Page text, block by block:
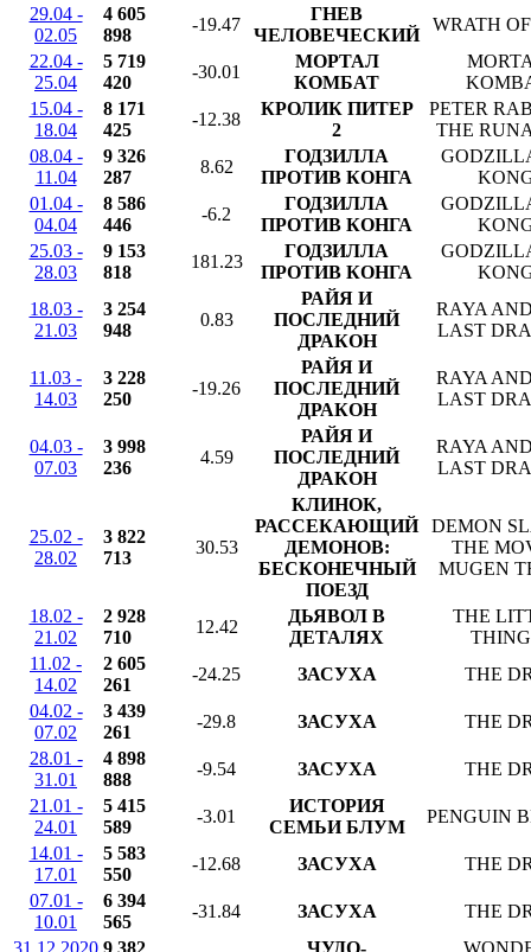
29.04 -
02.05
4 605
898
-19.47
ГНЕВ
ЧЕЛОВЕЧЕСКИЙ
WRATH
22.04 -
25.04
5 719
420
-30.01
МОРТАЛ
КОМБАТ
15.04 -
18.04
8 171
425
-12.38
КРОЛИК ПИТЕР
2
PETER
THE
08.04 -
11.04
9 326
287
8.62
ГОДЗИЛЛА
ПРОТИВ КОНГА
01.04 -
04.04
8 586
446
-6.2
ГОДЗИЛЛА
ПРОТИВ КОНГА
25.03 -
28.03
9 153
818
181.23
ГОДЗИЛЛА
ПРОТИВ КОНГА
18.03 -
21.03
3 254
948
0.83
РАЙЯ И
ПОСЛЕДНИЙ
ДРАКОН
RAYA
LAST
11.03 -
14.03
3 228
250
-19.26
РАЙЯ И
ПОСЛЕДНИЙ
ДРАКОН
RAYA
LAST
04.03 -
07.03
3 998
236
4.59
РАЙЯ И
ПОСЛЕДНИЙ
ДРАКОН
RAYA
LAST
25.02 -
28.02
3 822
713
30.53
КЛИНОК,
РАССЕКАЮЩИЙ
ДЕМОНОВ:
БЕСКОНЕЧНЫЙ
ПОЕЗД
DEMON
THE
MUGEN
18.02 -
21.02
2 928
710
12.42
ДЬЯВОЛ В
ДЕТАЛЯХ
THE
11.02 -
14.02
2 605
261
-24.25 ЗАСУХА
THE
04.02 -
07.02
3 439
261
-29.8 ЗАСУХА
THE
28.01 -
31.01
4 898
888
-9.54 ЗАСУХА
THE
21.01 -
24.01
5 415
589
-3.01
ИСТОРИЯ
СЕМЬИ БЛУМ
PENGUIN
14.01 -
17.01
5 583
550
-12.68 ЗАСУХА
THE
07.01 -
10.01
6 394
565
-31.84 ЗАСУХА
THE